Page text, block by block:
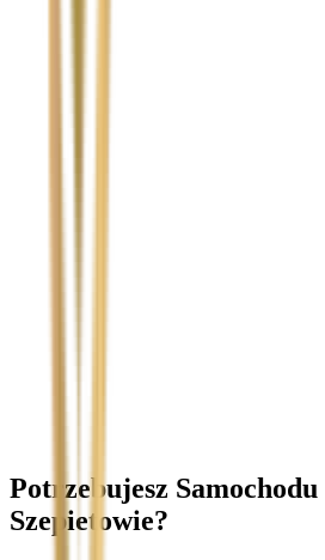
Potrzebujesz Samochodu
Szepietowie?